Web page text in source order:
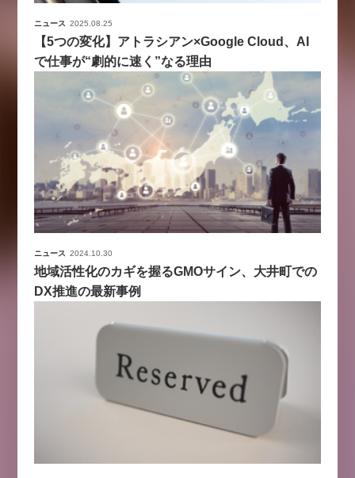
ニュース 2025.08.25
【5つの変化】アトラシアン×Google Cloud、AI
で仕事が“劇的に速く”なる理由
ニュース 2024.10.30
地域活性化のカギを握るGMOサイン、大井町での
DX推進の最新事例